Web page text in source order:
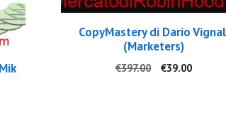
CopyMastery di Dario
(Marketers)
€397.00
Il
€39.00Il